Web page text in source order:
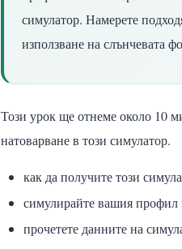
симулатор. Намерете
използване на слънчевата
Този урок ще отнеме около 10
натоварване в този симулатор.
как да получите този
симулирайте вашия профил
прочетете данните на